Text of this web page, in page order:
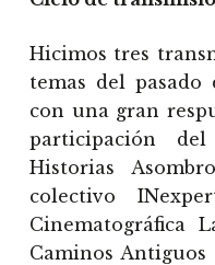
Hicimos tres
temas del pasado
con una gran
participación
Historias
colectivo
Cinematográfica
Caminos Antiguos